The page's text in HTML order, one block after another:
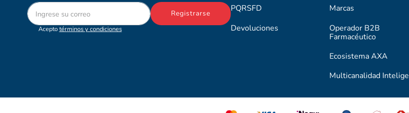
Aceptotérminos y condiciones
Registrarse
PQRSFD
Devoluciones
Marcas
Operador B2B
Farmacéutico
Ecosistema AXA
Multicanalidad